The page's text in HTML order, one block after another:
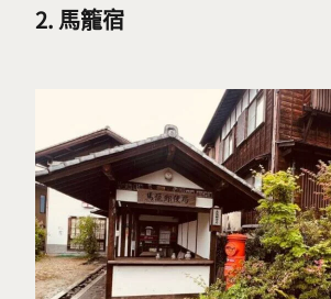
2. 馬籠宿